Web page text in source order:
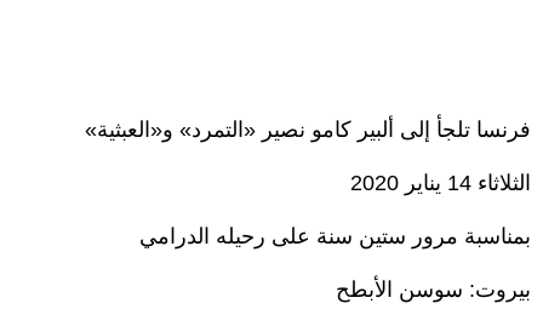
فرنسا تلجأ إلى ألبير كامو نصير «التمرد» و«العبثية»
الثلاثاء 14 يناير 2020
بمناسبة مرور ستين سنة على رحيله الدرامي
بيروت: سوسن الأبطح